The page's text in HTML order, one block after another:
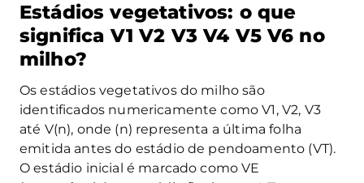
Estádios vegetativos: o que
significa V1 V2 V3 V4 V5 V6 no
milho?
Os estádios vegetativos do milho são
identificados numericamente como V1, V2, V3
até V(n), onde (n) representa a última folha
emitida antes do estádio de pendoamento (VT).
O estádio inicial é marcado como VE